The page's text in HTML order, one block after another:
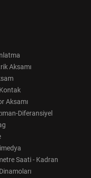
Aksamı
Aksamı
Diferansiyel
Saati - Kadran